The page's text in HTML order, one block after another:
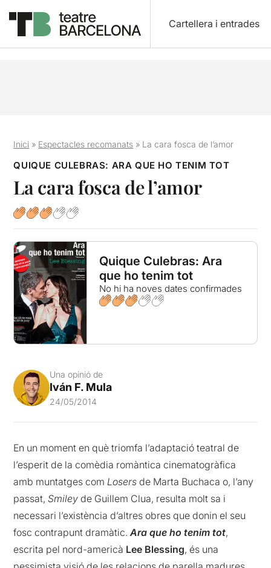
Cartellera i entrades
Inici » Espectacles recomanats » La cara fosca de l’amor
QUIQUE CULEBRAS: ARA QUE HO TENIM TOT
La cara fosca de l’amor
Quique Culebras: Ara
que ho tenim tot
No hi ha noves dates confirmades
Una opinió de
Iván F. Mula
24/05/2014
En un moment en què triomfa l’adaptació teatral de
l’esperit de la comèdia romàntica cinematogràfica
amb muntatges com Losers de Marta Buchaca o, l’any
passat,Smiley de Guillem Clua, resulta molt sa i
necessari l’existència d’altres obres que donin el seu
fosc contrapunt dramàtic.Ara que ho tenim tot,
escrita pel nord-americà Lee Blessing, és una